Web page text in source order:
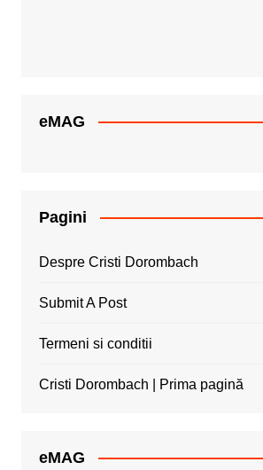
eMAG
Pagini
Despre Cristi Dorombach
Submit A Post
Termeni si conditii
Cristi Dorombach | Prima pagină
eMAG